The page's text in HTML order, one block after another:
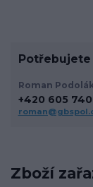
Zboží
Roman Podolák
+420 605